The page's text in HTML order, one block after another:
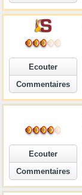
Ecouter
Commentaires
Ecouter
Commentaires